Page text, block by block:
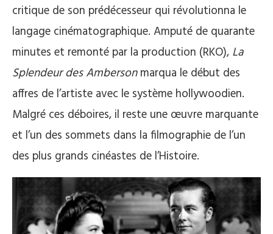
critique de son prédécesseur qui révolutionna le
langage cinématographique. Amputé de quarante
minutes et remonté par la production (RKO), La
Splendeur des Ambersonmarqua le début des
affres de l’artiste avec le système hollywoodien.
Malgré ces déboires, il reste une œuvre marquante
et l’un des sommets dans la filmographie de l’un
des plus grands cinéastes de l’Histoire.